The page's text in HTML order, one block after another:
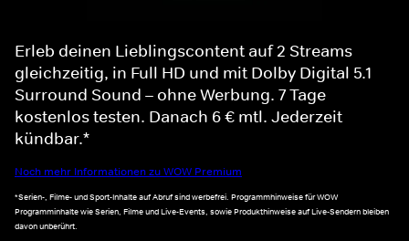
Erleb deinen Lieblingscontent auf 2 Streams
gleichzeitig, in Full HD und mit Dolby Digital 5.1
Surround Sound – ohne Werbung. 7 Tage
kostenlos testen. Danach 6 € mtl. Jederzeit
kündbar.*
Noch mehr Informationen zu WOW Premium
*Serien-, Filme- und Sport-Inhalte auf Abruf sind werbefrei. Programmhinweise für WOW
Programminhalte wie Serien, Filme und Live-Events, sowie Produkthinweise auf Live-Sendern bleiben
davon unberührt.